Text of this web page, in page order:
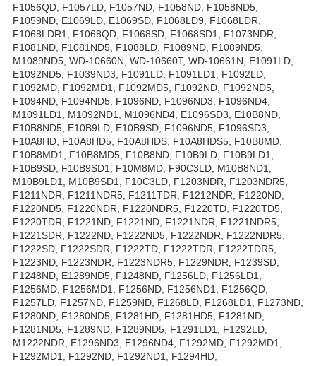
F1056QD, F1057LD, F1057ND, F1058ND, F1058ND5,
F1059ND, E1069LD, E1069SD, F1068LD9, F1068LDR,
F1068LDR1, F1068QD, F1068SD, F1068SD1, F1073NDR,
F1081ND, F1081ND5, F1088LD, F1089ND, F1089ND5,
M1089ND5, WD-10660N, WD-10660T, WD-10661N, E1091LD,
E1092ND5, F1039ND3, F1091LD, F1091LD1, F1092LD,
F1092MD, F1092MD1, F1092MD5, F1092ND, F1092ND5,
F1094ND, F1094ND5, F1096ND, F1096ND3, F1096ND4,
M1091LD1, M1092ND1, M1096ND4, E1096SD3, E10B8ND,
E10B8ND5, E10B9LD, E10B9SD, F1096ND5, F1096SD3,
F10A8HD, F10A8HD5, F10A8HDS, F10A8HDS5, F10B8MD,
F10B8MD1, F10B8MD5, F10B8ND, F10B9LD, F10B9LD1,
F10B9SD, F10B9SD1, F10M8MD, F90C3LD, M10B8ND1,
M10B9LD1, M10B9SD1, F10C3LD, F1203NDR, F1203NDR5,
F1211NDR, F1211NDR5, F1211TDR, F1212NDR, F1220ND,
F1220ND5, F1220NDR, F1220NDR5, F1220TD, F1220TD5,
F1220TDR, F1221ND, F1221ND, F1221NDR, F1221NDR5,
F1221SDR, F1222ND, F1222ND5, F1222NDR, F1222NDR5,
F1222SD, F1222SDR, F1222TD, F1222TDR, F1222TDR5,
F1223ND, F1223NDR, F1223NDR5, F1229NDR, F1239SD,
F1248ND, E1289ND5, F1248ND, F1256LD, F1256LD1,
F1256MD, F1256MD1, F1256ND, F1256ND1, F1256QD,
F1257LD, F1257ND, F1259ND, F1268LD, F1268LD1, F1273ND,
F1280ND, F1280ND5, F1281HD, F1281HD5, F1281ND,
F1281ND5, F1289ND, F1289ND5, F1291LD1, F1292LD,
M1222NDR, E1296ND3, E1296ND4, F1292MD, F1292MD1,
F1292MD1, F1292ND, F1292ND1, F1294HD,